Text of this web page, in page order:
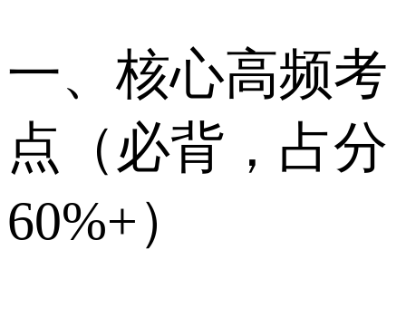
一、核心高频考
点（必背，占分
60%+）